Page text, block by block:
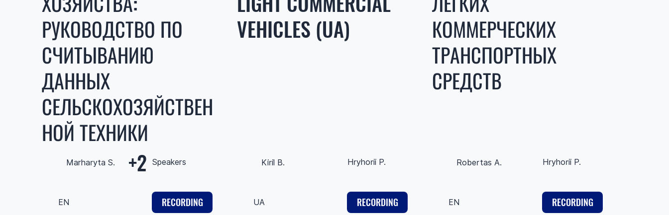
РУКОВОДСТВО ПО
СЧИТЫВАНИЮ
ДАННЫХ
СЕЛЬСКОХОЗЯЙСТВЕН
НОЙ ТЕХНИКИ
Marharyta S. +2 Speakers
EN RECORDING
VEHICLES (UA)
Kiril B. Hryhorii P.
UA RECORDING
КОММЕРЧЕСКИХ
ТРАНСПОРТНЫХ
СРЕДСТВ
Robertas A. Hryhorii P.
EN RECORDING